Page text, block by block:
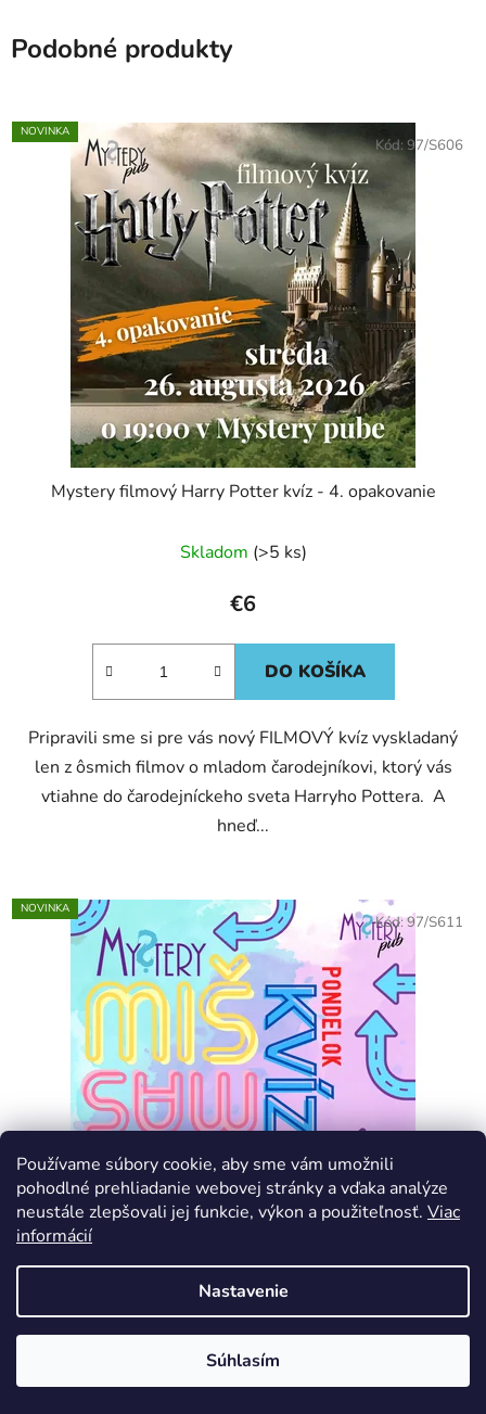
Používame súbory cookie, aby sme vám umožnili
pohodlné prehliadanie webovej stránky a vďaka analýze
neustále zlepšovali jej funkcie, výkon a použiteľnosť. Viac
informácií
Nastavenie
Súhlasím
Podobné produkty
NOVINKA
Mystery filmový Harry Potter kvíz - 4. opakovanie
Skladom (>5 ks)
€6
DO KOŠÍKA
Pripravili sme si pre vás nový FILMOVÝ kvíz vyskladaný
len z ôsmich filmov o mladom čarodejníkovi, ktorý vás
vtiahne do čarodejníckeho sveta Harryho Pottera. A
hneď...
Kód:97/S606
NOVINKA
Augustový Mystery Miš-Maš kvíz - 3. opakovanie
Skladom(>5 ks)
€3
Kód:97/S611